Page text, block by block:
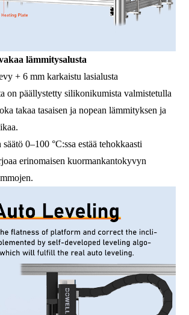
lämmitysalusta
+ 6 mm karkaistu lasialusta
on päällystetty silikonikumista valmistetulla
takaa tasaisen ja nopean lämmityksen ja
0–100 °C:ssa estää tehokkaasti
erinomaisen kuormankantokyvyn